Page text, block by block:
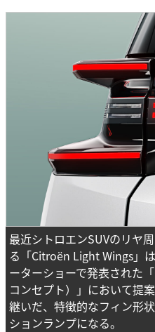
最近シトロエンSUVのリヤ
る「Citroën Light Wings」
ーターショーで発表された
コンセプト）」において提
継いだ、特徴的なフィン形
ションランプになる。